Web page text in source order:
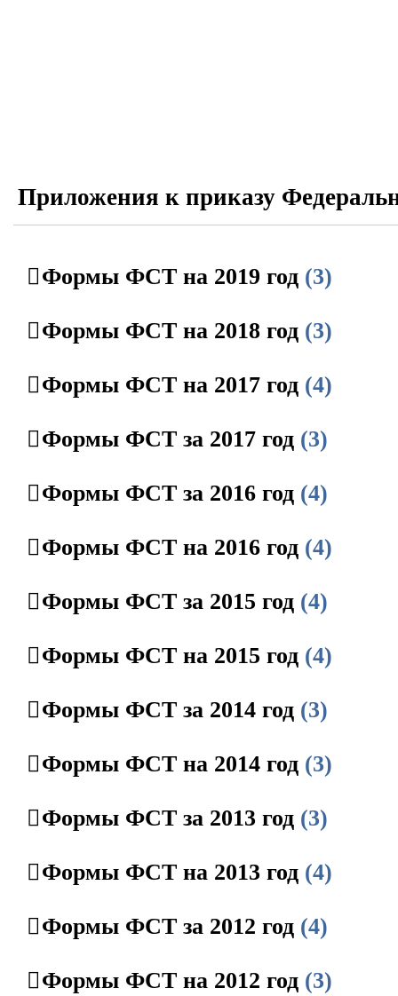
Приложения к приказу
Формы ФСТ на 2019 год (3)
Формы ФСТ на 2018 год (3)
Формы ФСТ на 2017 год (4)
Формы ФСТ за 2017 год (3)
Формы ФСТ за 2016 год (4)
Формы ФСТ на 2016 год (4)
Формы ФСТ за 2015 год (4)
Формы ФСТ на 2015 год (4)
Формы ФСТ за 2014 год (3)
Формы ФСТ на 2014 год (3)
Формы ФСТ за 2013 год (3)
Формы ФСТ на 2013 год (4)
Формы ФСТ за 2012 год (4)
Формы ФСТ на 2012 год (3)